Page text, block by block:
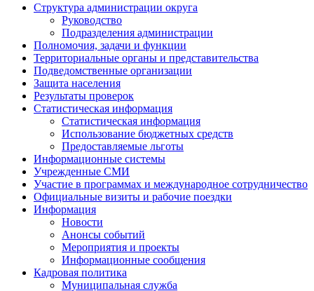
Структура администрации округа
Руководство
Подразделения администрации
Полномочия, задачи и функции
Территориальные органы и представительства
Подведомственные организации
Защита населения
Результаты проверок
Статистическая информация
Статистическая информация
Использование бюджетных средств
Предоставляемые льготы
Информационные системы
Учрежденные СМИ
Участие в программах и международное сотрудничество
Официальные визиты и рабочие поездки
Информация
Новости
Анонсы событий
Мероприятия и проекты
Информационные сообщения
Кадровая политика
Муниципальная служба